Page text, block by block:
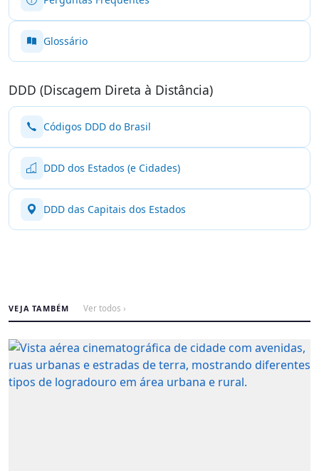
Glossário
DDD (Discagem Direta à Distância)
Códigos DDD do Brasil
DDD dos Estados (e Cidades)
DDD das Capitais dos Estados
VEJA TAMBÉM Ver todos ›